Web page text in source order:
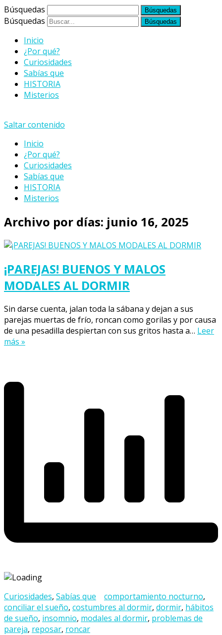
Búsquedas
Búsquedas
Inicio
¿Por qué?
Curiosidades
Sabías que
HISTORIA
Misterios
Saltar contenido
Inicio
¿Por qué?
Curiosidades
Sabías que
HISTORIA
Misterios
Archivo por días: junio 16, 2025
¡PAREJAS! BUENOS Y MALOS
MODALES AL DORMIR
Sin darse cuenta, jalan toda la sábana y dejan a sus
parejas muertas de frío, roncan como gorilas y por causa
de una pesadilla despiertan con sus gritos hasta a… Leer
más »
Curiosidades, Sabías que comportamiento nocturno,
conciliar el sueño, costumbres al dormir, dormir, hábitos
de sueño, insomnio, modales al dormir, problemas de
pareja, reposar, roncar